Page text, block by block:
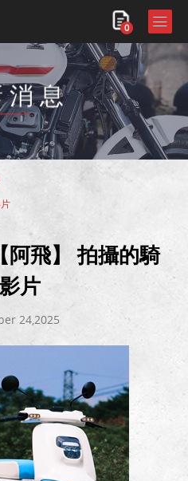
0
消息
阿飛】 拍攝的騎
片
24,2025